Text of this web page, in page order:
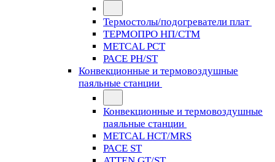
Термостолы/подогреватели плат
ТЕРМОПРО НП/СТМ
METCAL PCT
PACE PH/ST
Конвекционные и термовоздушные
паяльные станции
Конвекционные и термовоздушные
паяльные станции
METCAL HCT/MRS
PACE ST